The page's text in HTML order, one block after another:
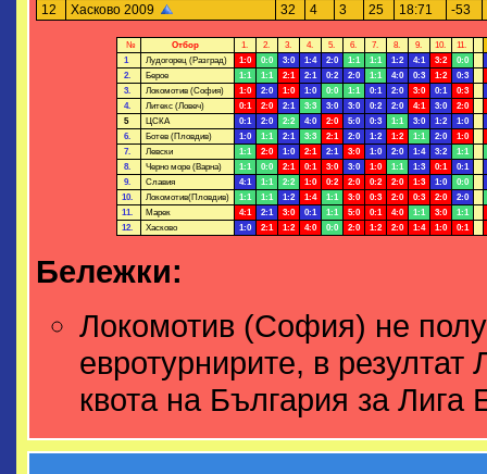
12
Хасково 2009 32 4 3 25 18:71 -53
№ Отбор 1. 2. 3. 4. 5. 6. 7. 8. 9. 10.
11.
1
Лудогорец (Разград) 1:0 0:0 3:0 1:4 2:0 1:1 1:1 1:2 4:1 3:2
0:0
2.
Берое 1:1 1:1 2:1 2:1 0:2 2:0 1:1 4:0 0:3 1:2
0:3
3.
Локомотив (София) 1:0 2:0 1:0 1:0 0:0 1:1 0:1 2:0 3:0 0:1
0:3
4.
Литекс (Ловеч) 0:1 2:0 2:1 3:3 3:0 3:0 0:2 2:0 4:1 3:0
2:0
5
ЦСКА 0:1 2:0 2:2 4:0 2:0 5:0 0:3 1:1 3:0 1:2
1:0
6.
Ботев (Пловдив) 1:0 1:1 2:1 3:3 2:1 2:0 1:2 1:2 1:1 2:0
1:0
7.
Левски 1:1 2:0 1:0 2:1 2:1 3:0 1:0 2:0 1:4 3:2
1:1
8.
Черно море (Варна) 1:1 0:0 2:1 0:1 3:0 3:0 1:0 1:1 1:3 0:1
0:1
9.
Славия 4:1 1:1 2:2 1:0 0:2 2:0 0:2 2:0 1:3 1:0
0:0
10.
Локомотив(Пловдив) 1:1 1:1 1:2 1:4 1:1 3:0 0:3 2:0 0:3 2:0
2:0
11.
Марек 4:1 2:1 3:0 0:1 1:1 5:0 0:1 4:0 1:1 3:0
1:1
12.
Хасково 1:0 2:1 1:2 4:0 0:0 2:0 1:2 2:0 1:4 1:0 0:1
Бележки:
Локомотив (София) не
евротурнирите, в резултат
квота на България за Лига